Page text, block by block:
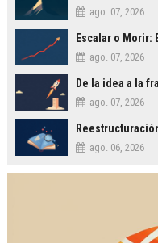
ago. 07, 2026
ago. 07, 2026
ago. 07, 2026
ago. 06, 2026